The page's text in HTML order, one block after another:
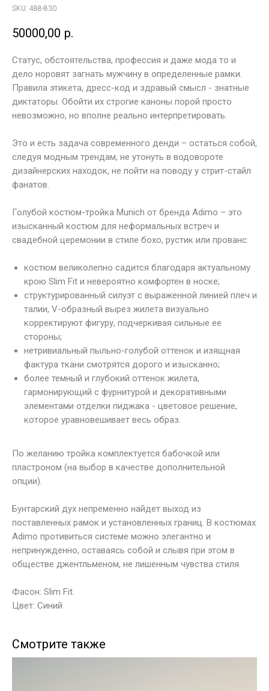
SKU: 488-830
50000,00 р.
Статус, обстоятельства, профессия и даже мода то и
дело норовят загнать мужчину в определенные рамки.
Правила этикета, дресс-код и здравый смысл - знатные
диктаторы. Обойти их строгие каноны порой просто
невозможно, но вполне реально интерпретировать.
Это и есть задача современного денди – остаться собой,
следуя модным трендам, не утонуть в водовороте
дизайнерских находок, не пойти на поводу у стрит-стайл
фанатов.
Голубой костюм-тройка Munich от бренда Adimо – это
изысканный костюм для неформальных встреч и
свадебной церемонии в стиле бохо, рустик или прованс:
костюм великолепно садится благодаря актуальному
крою Slim Fit и невероятно комфортен в носке;
структурированный силуэт с выраженной линией плеч и
талии, V-образный вырез жилета визуально
корректируют фигуру, подчеркивая сильные ее
стороны;
нетривиальный пыльно-голубой оттенок и изящная
фактура ткани смотрятся дорого и изысканно;
более темный и глубокий оттенок жилета,
гармонирующий с фурнитурой и декоративными
элементами отделки пиджака - цветовое решение,
которое уравновешивает весь образ.
По желанию тройка комплектуется бабочкой или
пластроном (на выбор в качестве дополнительной
опции).
Бунтарский дух непременно найдет выход из
поставленных рамок и установленных границ. В костюмах
Adimо противиться системе можно элегантно и
непринужденно, оставаясь собой и слывя при этом в
обществе джентльменом, не лишенным чувства стиля.
Фасон: Slim Fit.
Цвет: Синий
Смотрите также